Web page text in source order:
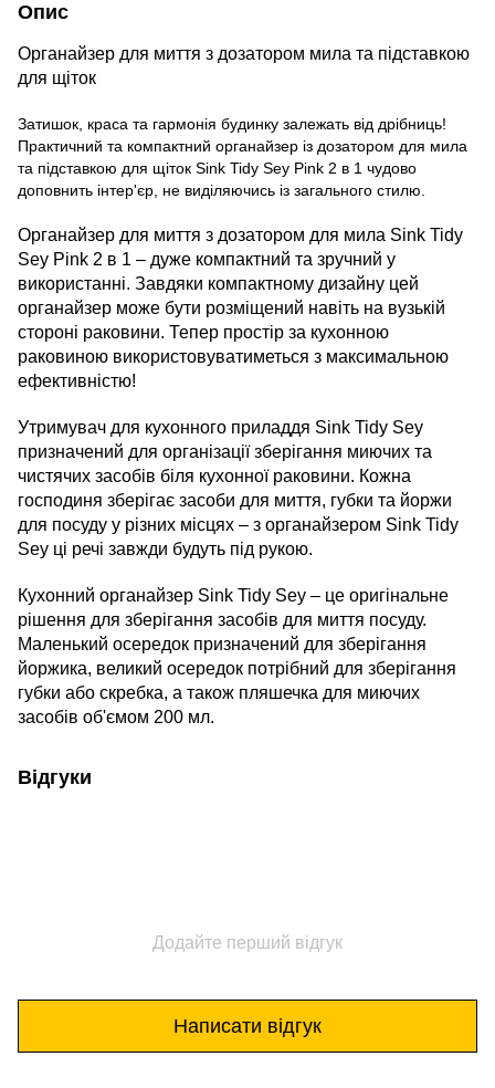
Опис
Органайзер для миття з дозатором мила та підставкою
для щіток
Затишок, краса та гармонія будинку залежать від дрібниць!
Практичний та компактний органайзер із дозатором для мила
та підставкою для щіток Sink Tidy Sey Pink 2 в 1 чудово
доповнить інтер'єр, не виділяючись із загального стилю.
Органайзер для миття з дозатором для мила Sink Tidy
Sey Pink 2 в 1 – дуже компактний та зручний у
використанні. Завдяки компактному дизайну цей
органайзер може бути розміщений навіть на вузькій
стороні раковини. Тепер простір за кухонною
раковиною використовуватиметься з максимальною
ефективністю!
Утримувач для кухонного приладдя Sink Tidy Sey
призначений для організації зберігання миючих та
чистячих засобів біля кухонної раковини. Кожна
господиня зберігає засоби для миття, губки та йоржи
для посуду у різних місцях – з органайзером Sink Tidy
Sey ці речі завжди будуть під рукою.
Кухонний органайзер Sink Tidy Sey – це оригінальне
рішення для зберігання засобів для миття посуду.
Маленький осередок призначений для зберігання
йоржика, великий осередок потрібний для зберігання
губки або скребка, а також пляшечка для миючих
засобів об'ємом 200 мл.
Відгуки
Додайте перший відгук
Написати відгук